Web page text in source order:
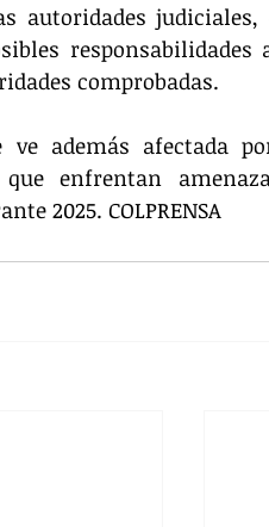
autoridades
responsabilidades
comprobadas.
además afectada
enfrentan
2025. COLPRENSA